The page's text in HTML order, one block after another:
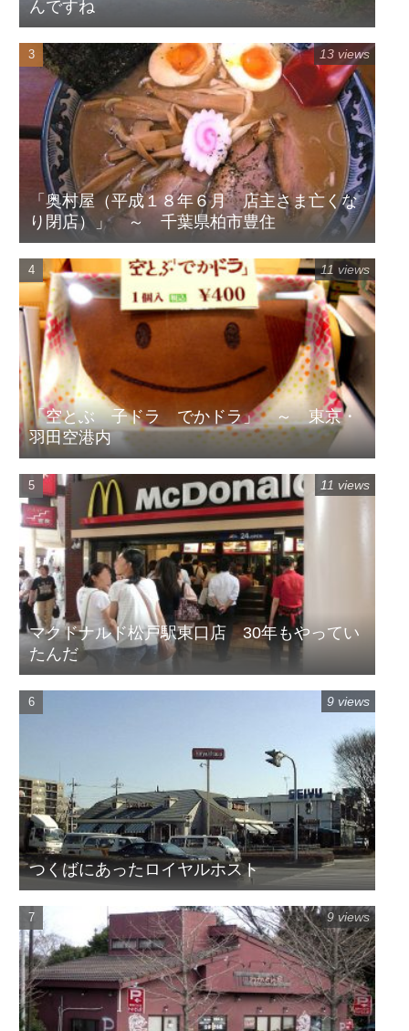
んですね
「奥村屋（平成１８年６月 店主さま亡くな
り閉店）」 ～ 千葉県柏市豊住
13 views
「空とぶ 子ドラ でかドラ」 ～ 東京・
羽田空港内
11 views
マクドナルド松戸駅東口店 30年もやってい
たんだ
11 views
つくばにあったロイヤルホスト
9 views
9 views